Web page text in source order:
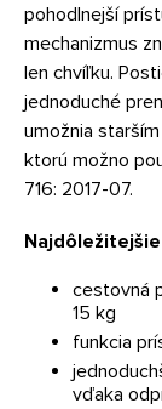
pohodlnejší
mechanizmus
len chvíľku.
jednoduché
umožnia
ktorú možno
716: 2017-07.
cestovná
15 kg
funkcia
vďaka